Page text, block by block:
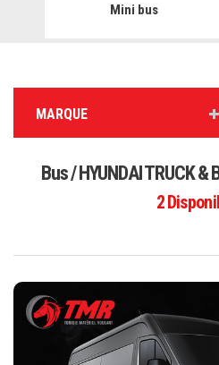
Mini bus
MARQUE
Bus / HYUNDAI TRUCK
2